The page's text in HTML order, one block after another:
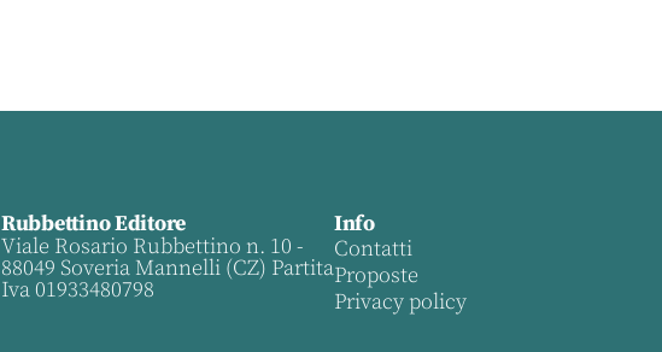
Rubbettino Editore
Viale Rosario Rubbettino n. 10 -
88049 Soveria Mannelli (CZ) Partita
Iva 01933480798
Info
Contatti
Proposte
Privacy policy